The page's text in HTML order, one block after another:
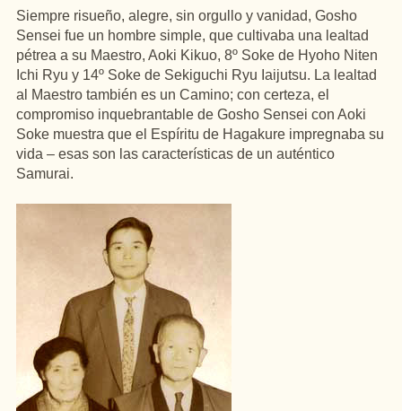
Siempre risueño, alegre, sin orgullo y vanidad, Gosho
Sensei fue un hombre simple, que cultivaba una lealtad
pétrea a su Maestro, Aoki Kikuo, 8º Soke de Hyoho Niten
Ichi Ryu y 14º Soke de Sekiguchi Ryu Iaijutsu. La lealtad
al Maestro también es un Camino; con certeza, el
compromiso inquebrantable de Gosho Sensei con Aoki
Soke muestra que el Espíritu de Hagakure impregnaba su
vida – esas son las características de un auténtico
Samurai.